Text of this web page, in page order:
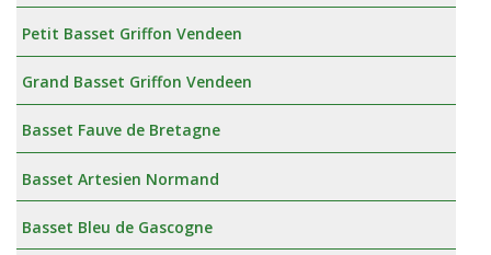
Petit Basset Griffon Vendeen
Grand Basset Griffon Vendeen
Basset Fauve de Bretagne
Basset Artesien Normand
Basset Bleu de Gascogne